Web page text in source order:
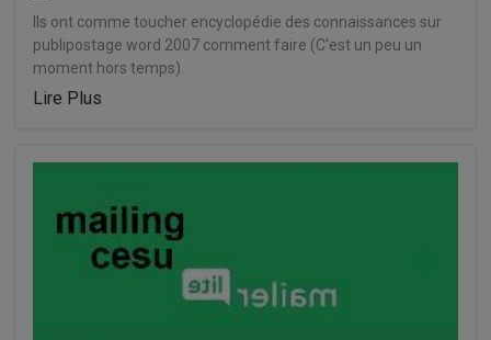
Ils ont comme toucher encyclopédie des connaissances sur
publipostage word 2007 comment faire (C'est un peu un
moment hors temps).
Lire Plus